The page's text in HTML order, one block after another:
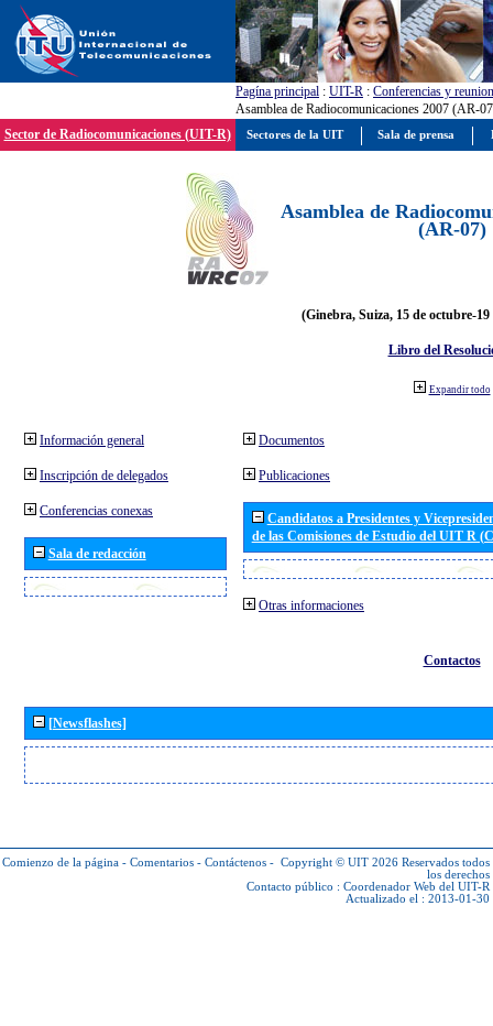
Pagína principal : UIT-R : Conferencias y
Asamblea de Radiocomunicaciones 2007 (AR-
Sector de Radiocomunicaciones (UIT-R)
Asamblea de
(AR-07)
(Ginebra, Suiza, 15 de octubre-19
Libro del
Expandir todo
Información general
Inscripción de delegados
Conferencias conexas
Sala de redacción
Documentos
Publicaciones
Candidatos a Presidentes y
de las Comisiones de Estudio del UIT R
Otras informaciones
Contactos
[Newsflashes]
Comienzo de la página - Comentarios - Contáctenos - Copyright © UIT 2026 Reservados todos
los derechos
Contacto público : Coordenador Web del UIT-R
Actualizado el : 2013-01-30
Sectores de la UIT Sala de prensa